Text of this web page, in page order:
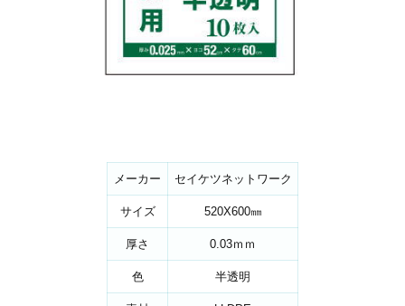
メーカー セイケツネットワーク
サイズ 520X600㎜
厚さ 0.03ｍｍ
色 半透明